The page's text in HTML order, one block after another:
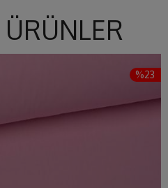
ÜRÜNLER
%23